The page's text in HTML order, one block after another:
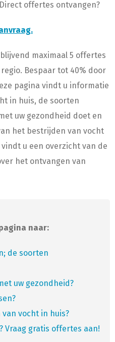
offertes ontvangen?
maximaal 5 offertes
Bespaar tot 40% door
pagina vindt u informatie
in huis, de soorten
uw gezondheid doet en
het bestrijden van vocht
u een overzicht van de
het ontvangen van
naar:
de soorten
uw gezondheid?
vocht in huis?
Vraag gratis offertes aan!